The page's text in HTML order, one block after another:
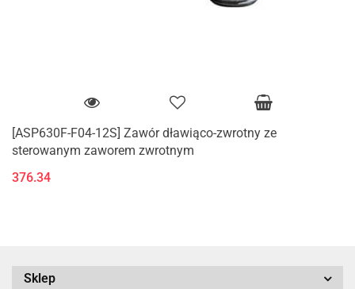
[ASP630F-F04-12S] Zawór dławiąco-zwrotny ze
sterowanym zaworem zwrotnym
376.34
Sklep